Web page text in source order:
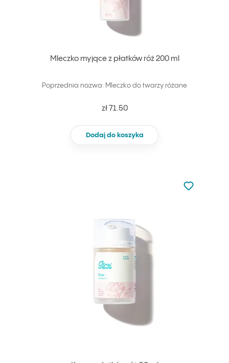
Mleczko myjące z płatków róż 200 ml
Poprzednia nazwa: Mleczko do twarzy różane
zł 71.50
Dodaj do koszyka
Nie dodano
Dodaj do